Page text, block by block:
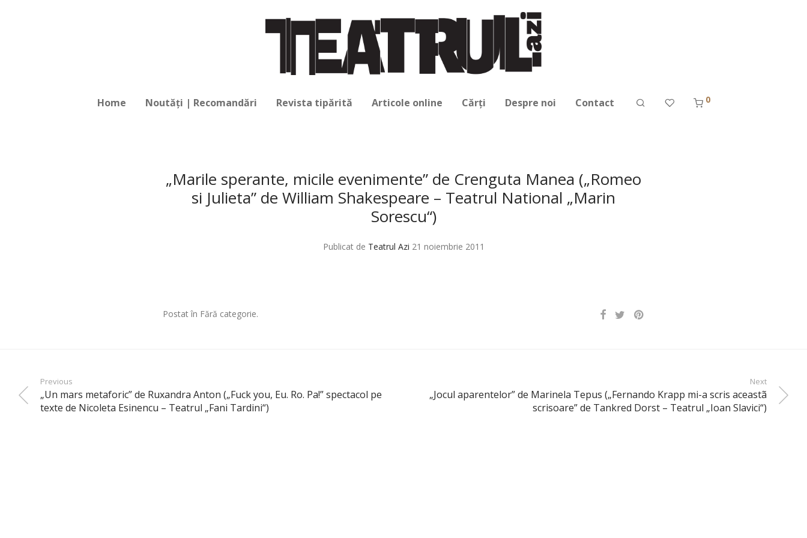
Home Noutăți | Recomandări Revista tipărită Articole online Cărți Despre noi Contact 0
„Marile sperante, micile evenimente” de Crenguta Manea („Romeo
si Julieta” de William Shakespeare – Teatrul National „Marin
Sorescu“)
Publicat de Teatrul Azi 21 noiembrie 2011
Postat în Fără categorie.
Previous
„Un mars metaforic” de Ruxandra Anton („Fuck you, Eu. Ro. Pa!” spectacol pe
texte de Nicoleta Esinencu – Teatrul „Fani Tardini“)
Next
„Jocul aparentelor” de Marinela Tepus („Fernando Krapp mi-a scris aceastã
scrisoare” de Tankred Dorst – Teatrul „Ioan Slavici“)